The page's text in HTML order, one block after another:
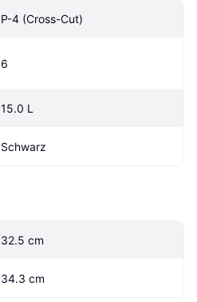
P-4 (Cross-Cut)
6
15.0 L
Schwarz
32.5 cm
34.3 cm